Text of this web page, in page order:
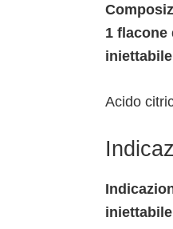
1 flacone
Acido